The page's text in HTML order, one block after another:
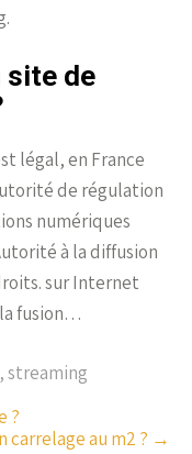
site de
légal, en France
de régulation
numériques
à la diffusion
sur Internet
la fusion…
,streaming
?
carrelage au m2 ? →